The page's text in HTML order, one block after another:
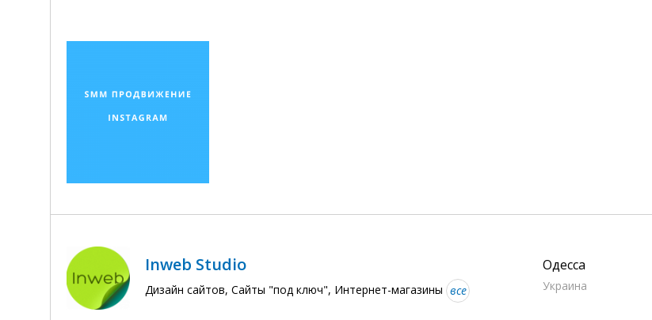
Inweb Studio
Дизайн сайтов, Сайты "под ключ", Интернет-магазины все
Одесса
Украина